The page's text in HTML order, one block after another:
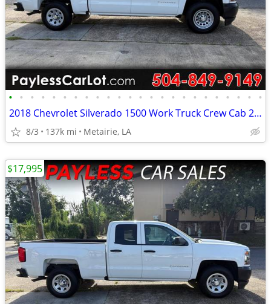
• • • • • • • • • • • • • • • • • • • • • • • •
2018 Chevrolet Silverado 1500 Work Truck Crew Cab 2WD
8/3 137k mi Metairie, LA
$17,995